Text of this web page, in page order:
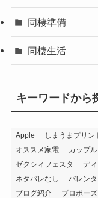
同棲準備
同棲生活
キーワードから
Apple しまうまプリン
オススメ家電
カップル
ゼクシィフェスタ
デ
ネタバレなし
バレン
ブログ紹介
プロポーズ